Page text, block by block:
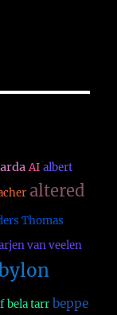
AI albert
altered
Thomas
van veelen
bela tarr beppe